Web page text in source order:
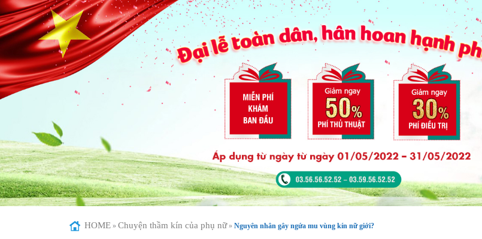
HOME» Chuyện thầm kín của phụ nữ» Nguyên nhân gây ngứa mu vùng kín nữ giới?